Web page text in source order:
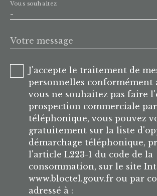
-
Vous souhaitez
Votre message
J'accepte le traitement de
personnelles conformément
vous ne souhaitez pas faire
prospection commerciale
téléphonique, vous pouvez
gratuitement sur la liste
démarchage téléphonique,
l'article L223-1 du code de la
consommation, sur le site
www.bloctel.gouv.fr ou par
adressé à :